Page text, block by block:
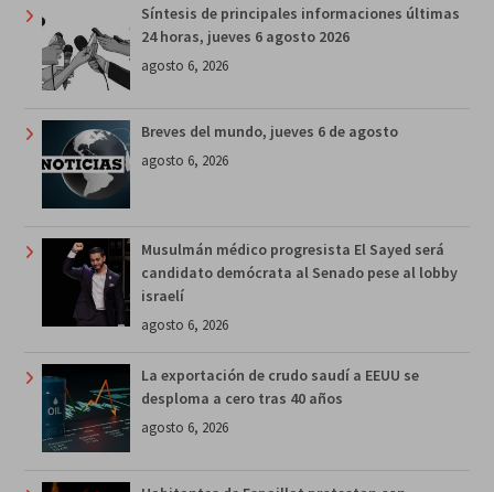
Síntesis de principales informaciones últimas
24 horas, jueves 6 agosto 2026
agosto 6, 2026
Breves del mundo, jueves 6 de agosto
agosto 6, 2026
Musulmán médico progresista El Sayed será
candidato demócrata al Senado pese al lobby
israelí
agosto 6, 2026
La exportación de crudo saudí a EEUU se
desploma a cero tras 40 años
agosto 6, 2026